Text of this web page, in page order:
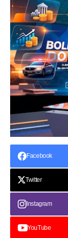
Facebook
Twitter
Instagram
YouTube